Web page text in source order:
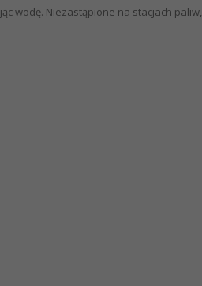
wodę. Niezastąpione na stacjach paliw,